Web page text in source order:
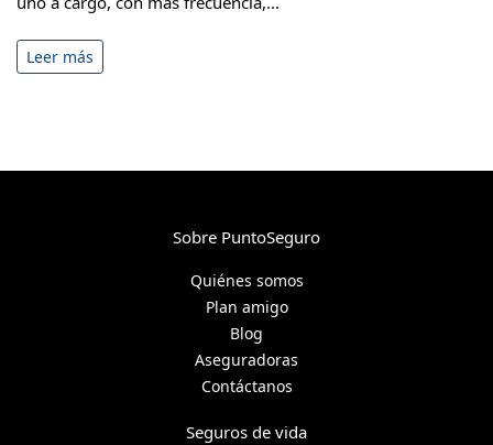
Leer más
Sobre PuntoSeguro
Quiénes somos
Plan amigo
Blog
Aseguradoras
Contáctanos
Seguros de vida